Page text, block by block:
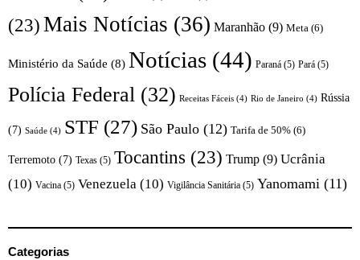
(23)Mais Notícias (36) Maranhão (9) Meta (6)
Ministério da Saúde (8) Notícias (44) Paraná (5) Pará (5)
Polícia Federal (32) Receitas Fáceis (4) Rio de Janeiro (4) Rússia
(7) Saúde (4) STF (27) São Paulo (12) Tarifa de 50% (6)
Terremoto (7) Texas (5) Tocantins (23) Trump (9) Ucrânia
(10) Vacina (5) Venezuela (10) Vigilância Sanitária (5) Yanomami (11)
Categorias